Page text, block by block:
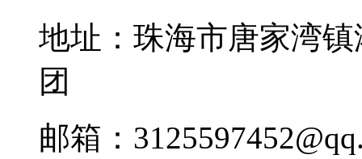
地址：珠海市唐家湾
团
邮箱：